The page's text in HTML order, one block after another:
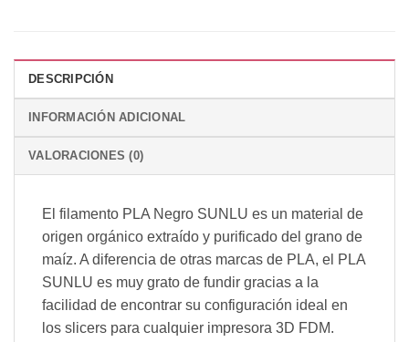
DESCRIPCIÓN
INFORMACIÓN ADICIONAL
VALORACIONES (0)
El filamento PLA Negro SUNLU es un material de
origen orgánico extraído y purificado del grano de
maíz. A diferencia de otras marcas de PLA, el PLA
SUNLU es muy grato de fundir gracias a la
facilidad de encontrar su configuración ideal en
los slicers para cualquier impresora 3D FDM.